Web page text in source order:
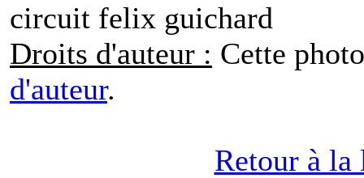
circuit felix guichard
Droits d'auteur : Cette
d'auteur.
Retour à la